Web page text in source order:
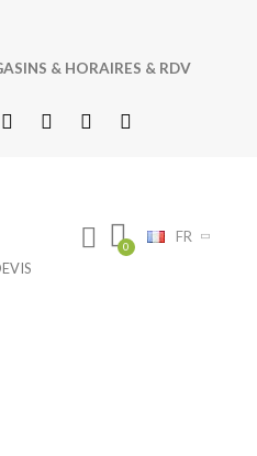
& HORAIRES & RDV
FR